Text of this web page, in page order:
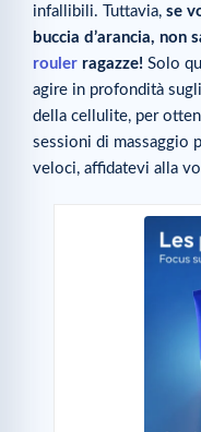
infallibili. Tuttavia, se
buccia d’arancia, non
rouler ragazze! Solo
agire in profondità
della cellulite, per
sessioni di massaggio
veloci, affidatevi alla